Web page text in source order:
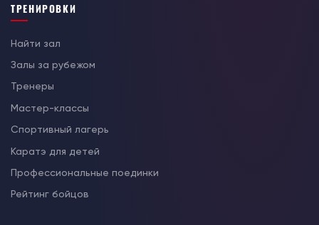
ТРЕНИРОВКИ
Найти зал
Залы за рубежом
Тренеры
Мастер-классы
Спортивный лагерь
Каратэ для детей
Профессиональные поединки
Рейтинг бойцов